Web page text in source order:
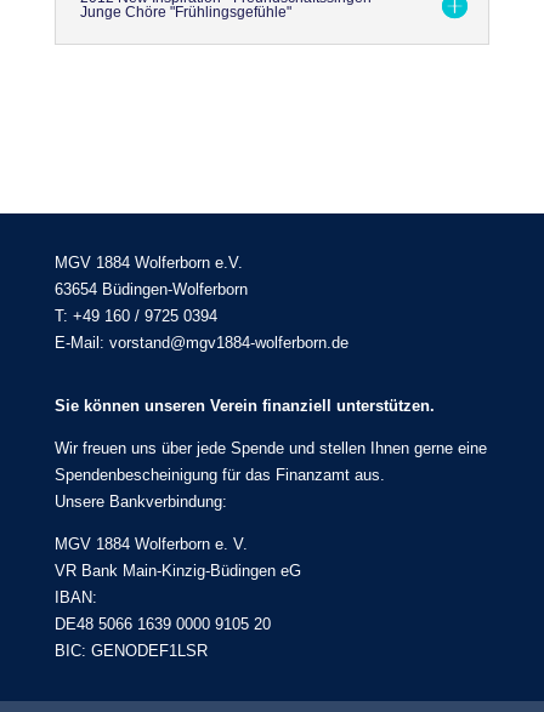
Junge Chöre "Frühlingsgefühle"
MGV 1884 Wolferborn e.V.
63654 Büdingen-Wolferborn
T: +49 160 / 9725 0394
E-Mail: vorstand@mgv1884-wolferborn.de
Sie können unseren Verein finanziell unterstützen.
Wir freuen uns über jede Spende und stellen Ihnen gerne eine
Spendenbescheinigung für das Finanzamt aus.
Unsere Bankverbindung:
MGV 1884 Wolferborn e. V.
VR Bank Main-Kinzig-Büdingen eG
IBAN:
DE48 5066 1639 0000 9105 20
BIC: GENODEF1LSR